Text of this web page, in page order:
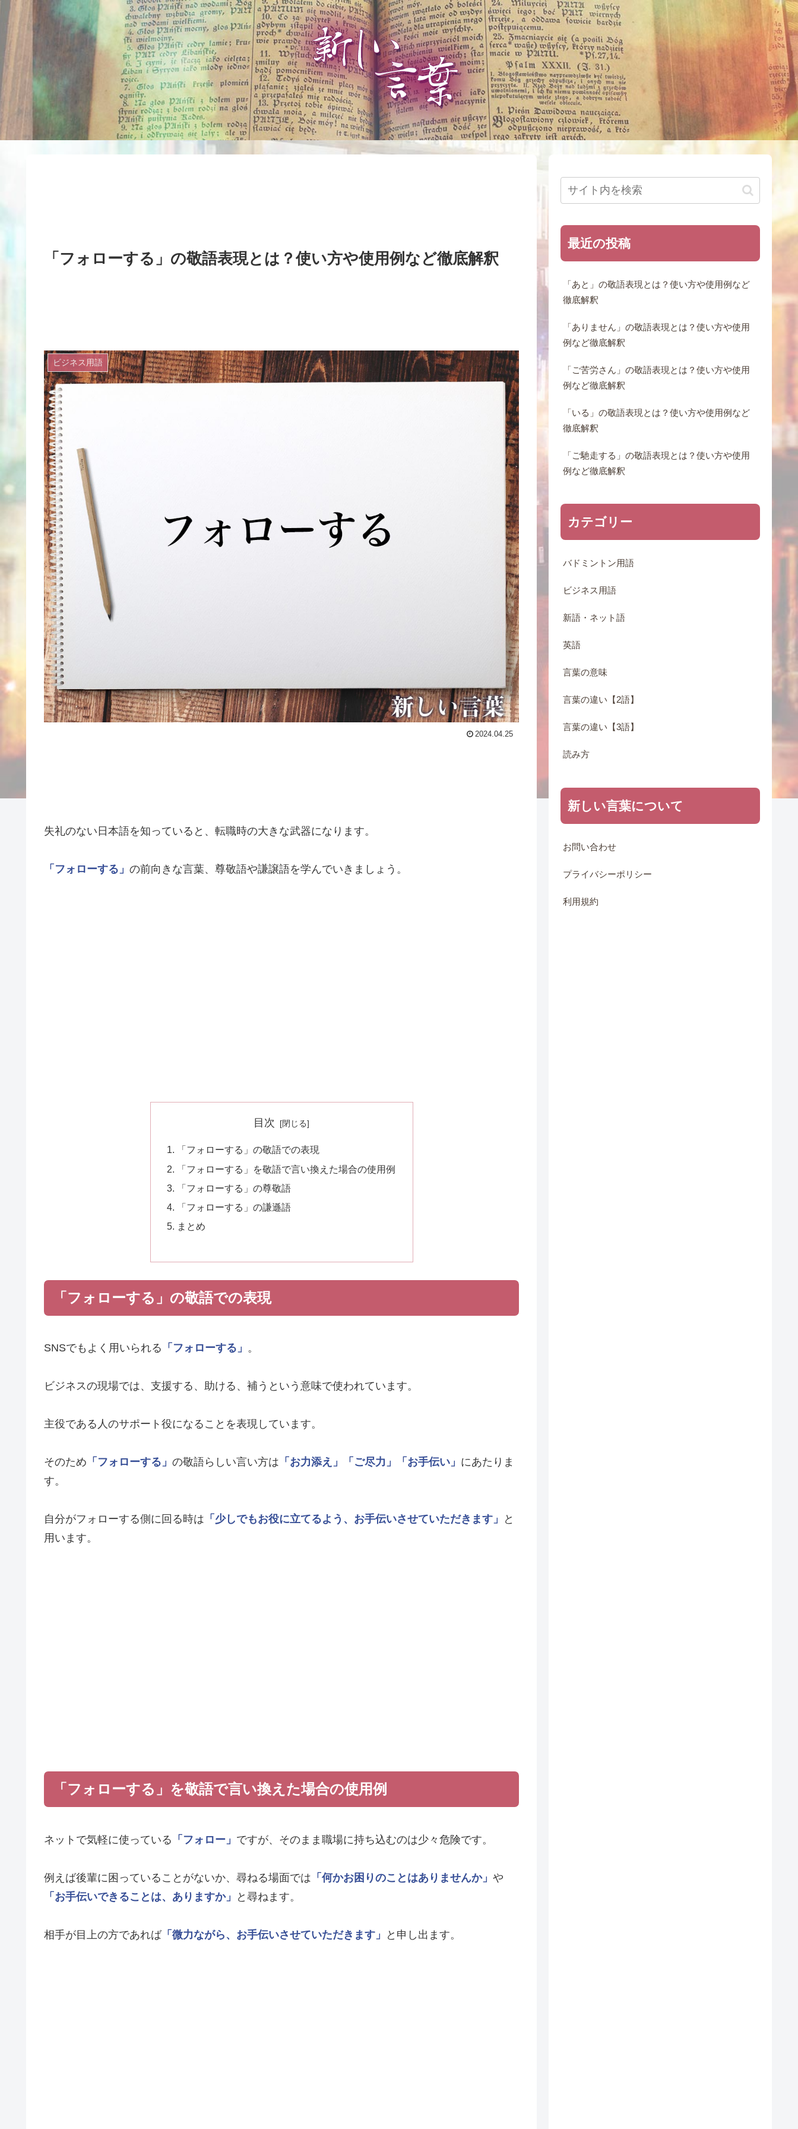
「フォローする」の敬語表現とは？使い方や使用例など徹底解釈
ビジネス用語
2024.04.25
失礼のない日本語を知っていると、転職時の大きな武器になります。
「フォローする」 の前向きな言葉、尊敬語や謙譲語を学んでいきましょう。
目次
「フォローする」の敬語での表現
「フォローする」を敬語で言い換えた場合の使用例
「フォローする」の尊敬語
「フォローする」の謙遜語
まとめ
「フォローする」の敬語での表現
SNSでもよく用いられる 「フォローする」 。
ビジネスの現場では、支援する、助ける、補うという意味で使われています。
主役である人のサポート役になることを表現しています。
そのため 「フォローする」 の敬語らしい言い方は 「お力添え」 「ご尽力」 「お手伝い」 にあたりま
す。
自分がフォローする側に回る時は 「少しでもお役に立てるよう、お手伝いさせていただきます」
と
用います。
「フォローする」を敬語で言い換えた場合の使用例
ネットで気軽に使っている 「フォロー」 ですが、そのまま職場に持ち込むのは少々危険です。
例えば後輩に困っていることがないか、尋ねる場面では 「何かお困りのことはありませんか」 や
「お手伝いできることは、ありますか」
と尋ねます。
相手が目上の方であれば「微力ながら、お手伝いさせていただきます」 と申し出ます。
最近の投稿
「あと」の敬語表現とは？使い方や使用例など
徹底解釈
「ありません」の敬語表現とは？使い方や使用
例など徹底解釈
「ご苦労さん」の敬語表現とは？使い方や使用
例など徹底解釈
「いる」の敬語表現とは？使い方や使用例など
徹底解釈
「ご馳走する」の敬語表現とは？使い方や使用
例など徹底解釈
カテゴリー
バドミントン用語
ビジネス用語
新語・ネット語
英語
言葉の意味
言葉の違い【2語】
言葉の違い【3語】
読み方
新しい言葉について
お問い合わせ
プライバシーポリシー
利用規約